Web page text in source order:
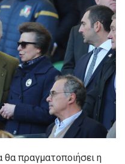
πραγματοποιήσει η